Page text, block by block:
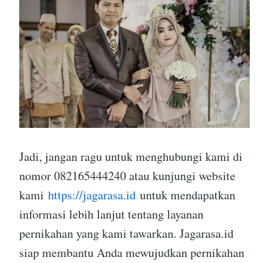
Jadi, jangan ragu untuk menghubungi kami di
nomor 082165444240 atau kunjungi website
kami https://jagarasa.id untuk mendapatkan
informasi lebih lanjut tentang layanan
pernikahan yang kami tawarkan. Jagarasa.id
siap membantu Anda mewujudkan pernikahan